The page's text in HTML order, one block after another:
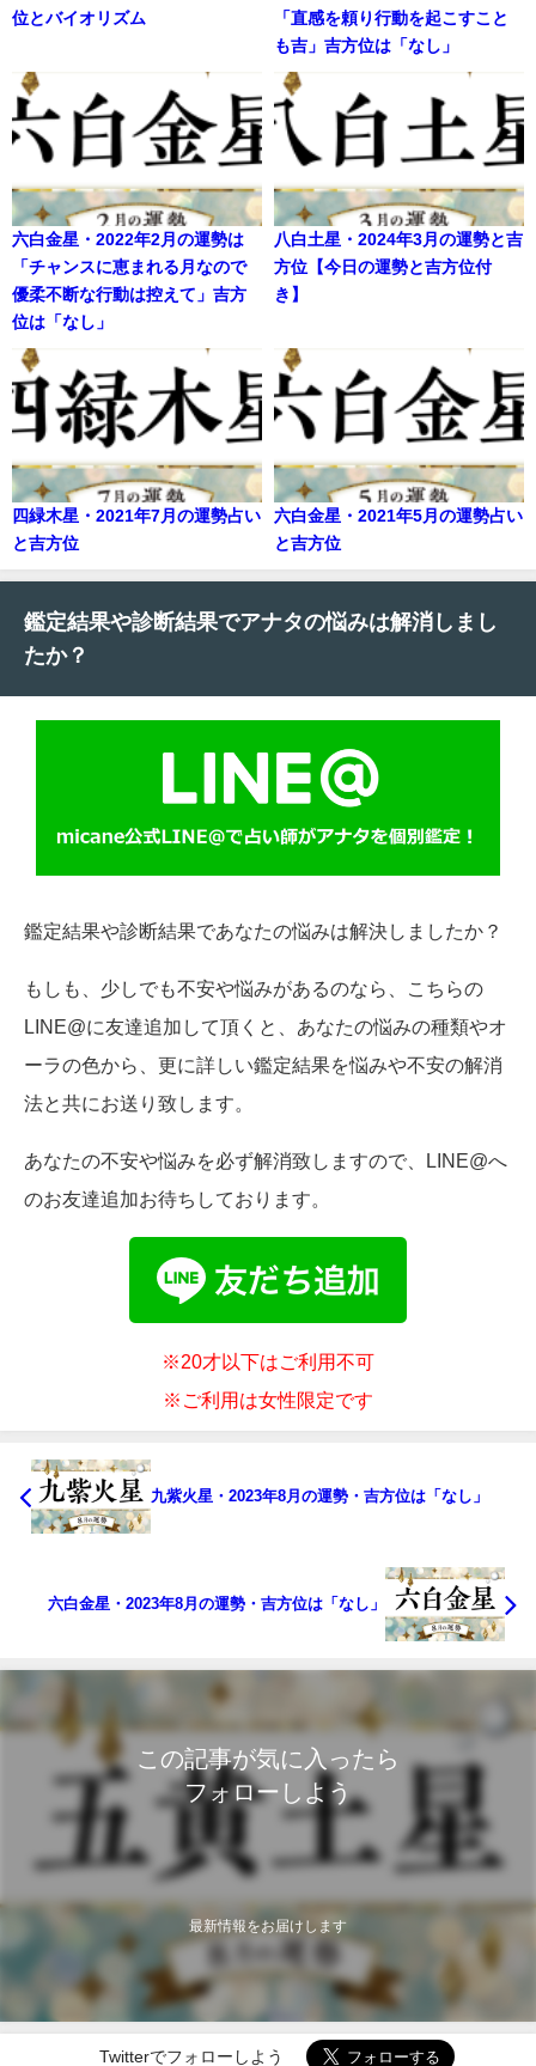
位とバイオリズム
「直感を頼り行動を起こすこと
も吉」吉方位は「なし」
六白金星・2022年2月の運勢は
「チャンスに恵まれる月なので
優柔不断な行動は控えて」吉方
位は「なし」
八白土星・2024年3月の運勢と吉
方位【今日の運勢と吉方位付
き】
四緑木星・2021年7月の運勢占い
と吉方位
六白金星・2021年5月の運勢占い
と吉方位
鑑定結果や診断結果でアナタの悩みは解消しまし
たか？
鑑定結果や診断結果であなたの悩みは解決しましたか？
もしも、少しでも不安や悩みがあるのなら、こちらの
LINE@に友達追加して頂くと、あなたの悩みの種類やオ
ーラの色から、更に詳しい鑑定結果を悩みや不安の解消
法と共にお送り致します。
あなたの不安や悩みを必ず解消致しますので、LINE@へ
のお友達追加お待ちしております。
※20才以下はご利用不可
※ご利用は女性限定です
九紫火星・2023年8月の運勢・吉方位は「なし」
六白金星・2023年8月の運勢・吉方位は「なし」
この記事が気に入ったら
フォローしよう
最新情報をお届けします
Twitterでフォローしよう